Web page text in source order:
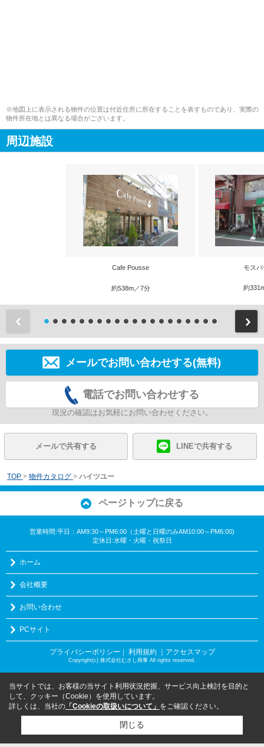
※地図上に表示される物件の位置は付近住所に所在することを表すものであり、実際の
物件所在地とは異なる場合がございます。
周辺施設
Cafe Pousse
約538m／7分
モスバ
約
メールでお問い合わせする(無料)
電話でお問い合わせする
現況の確認はお気軽にお問い合わせください。
メールで共有する LINEで共有する
TOP > 物件カタログ > ハイツユー
ページトップに戻る
営業時間:平日：AM9:30～PM6:00（土曜と日曜のみAM10:00～PM6:00)
定休日:水曜・火曜・祝祭日
ホーム
会社概要
お問い合わせ
PCサイト
プライバシーポリシー 利用規約 ｜アクセスマップ
Copyright(c) 株式会社むさし商事 All rights reserved.
当サイトでは、お客様の当サイト利用状況把握、サービス向上検討を目的と
して、クッキー（Cookie）を使用しています。
詳しくは、当社の 「Cookieの取扱いについて」 をご確認ください。
閉じる